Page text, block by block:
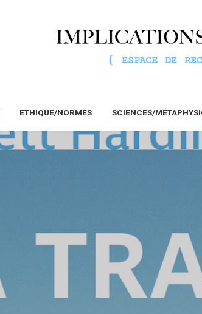
ETHIQUE/NORMES SCIENCES/